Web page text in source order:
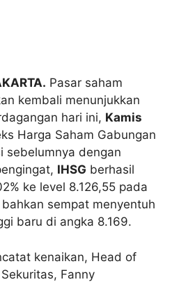
Pasar saham
kembali menunjukkan
hari ini, Kamis
Harga Saham Gabungan
sebelumnya dengan
IHSG berhasil
ke level 8.126,55 pada
bahkan sempat menyentuh
baru di angka 8.169.
kenaikan, Head of
Fanny